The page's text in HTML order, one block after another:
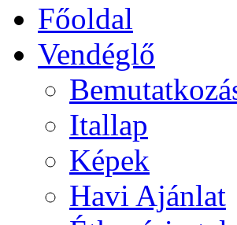
Főoldal
Vendéglő
Itallap
Képek
Havi Ajánlat